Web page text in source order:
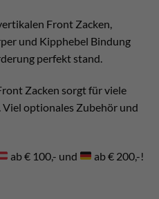
Front Zacken,
und Kipphebel Bindung
perfekt stand.
Zacken sorgt für viele
optionales Zubehör und
ab € 100,- und ab € 200,-!